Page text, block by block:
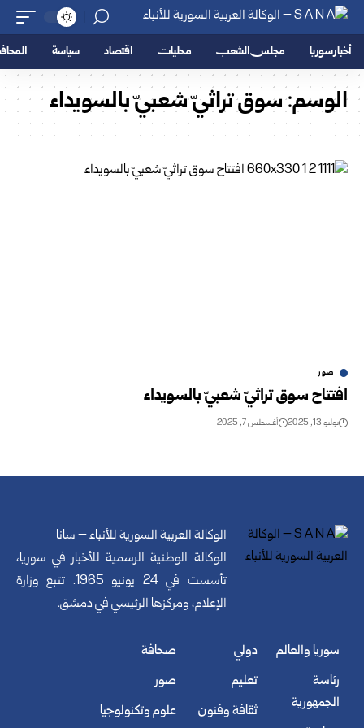
أخبار سوريا مجلس الشعب محليات اقتصاد سياسة
الوسم:سوق تراثيّ شعبيّ بالسويداء
صور
افتتاح سوق تراثيّ شعبيّ بالسويداء
يوليو 13, 2025 أغسطس 7, 2025
الوكالة العربية السورية للأنباء – سانا
الوكالة الوطنية الرسمية للأخبار في سوريا،
تأسست في 24 يونيو 1965. تتبع وزارة
الإعلام، ومركزها الرئيسي في دمشق.
سوريا والعالم
رئاسة
الجمهورية
دولي
تعليم
ثقافة وفنون
صحافة
صور
علوم وتكنولوجيا